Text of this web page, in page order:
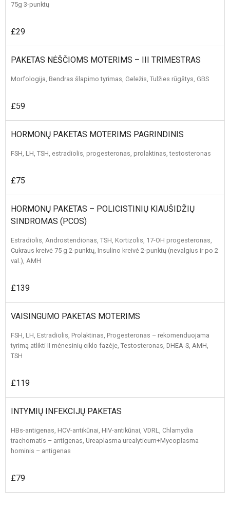
75g 3-punktų
£29
PAKETAS NĖŠČIOMS MOTERIMS – III TRIMESTRAS
Morfologija, Bendras šlapimo tyrimas, Geležis, Tulžies rūgštys, GBS
£59
HORMONŲ PAKETAS MOTERIMS PAGRINDINIS
FSH, LH, TSH, estradiolis, progesteronas, prolaktinas, testosteronas
£75
HORMONŲ PAKETAS – POLICISTINIŲ KIAUŠIDŽIŲ
SINDROMAS (PCOS)
Estradiolis, Androstendionas, TSH, Kortizolis, 17-OH progesteronas,
Cukraus kreivė 75 g 2-punktų, Insulino kreivė 2-punktų (nevalgius ir po 2
val.), AMH
£139
VAISINGUMO PAKETAS MOTERIMS
FSH, LH, Estradiolis, Prolaktinas, Progesteronas – rekomenduojama
tyrimą atlikti II mėnesinių ciklo fazėje, Testosteronas, DHEA-S, AMH,
TSH
£119
INTYMIŲ INFEKCIJŲ PAKETAS
HBs-antigenas, HCV-antikūnai, HIV-antikūnai, VDRL, Chlamydia
trachomatis – antigenas, Ureaplasma urealyticum+Mycoplasma
hominis – antigenas
£79